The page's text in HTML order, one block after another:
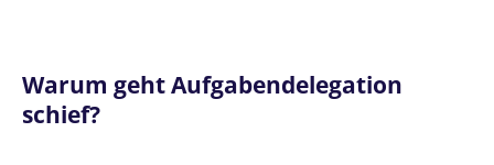
Warum geht Aufgabendelegation
schief?